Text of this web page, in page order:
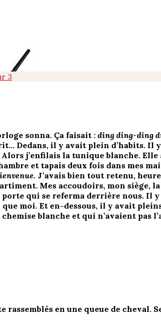
3
sonna. Ça faisait : ding ding-ding
Dedans, il y avait plein d’habits.
j’enfilais la tunique blanche. Elle
et tapais deux fois dans mes
J’avais bien tout retenu,
Mes accoudoirs, mon siège,
qui se referma derrière nous. Il
moi. Et en-dessous, il y avait
blanche et qui n’avaient pas
en une queue de